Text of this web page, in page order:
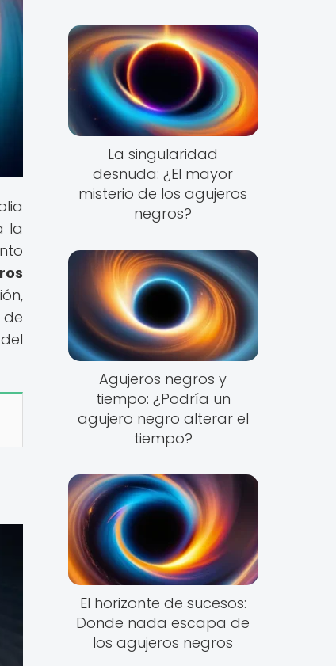
la
La singularidad
desnuda: ¿El mayor
misterio de los agujeros
negros?
Agujeros negros y
tiempo: ¿Podría un
agujero negro alterar el
tiempo?
El horizonte de sucesos:
Donde nada escapa de
los agujeros negros